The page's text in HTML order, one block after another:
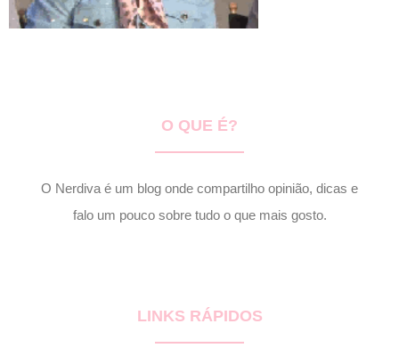
O QUE É?
O Nerdiva é um blog onde compartilho opinião, dicas e
falo um pouco sobre tudo o que mais gosto.
LINKS RÁPIDOS